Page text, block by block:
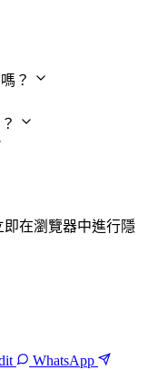
？
即在瀏覽器中進行隱
WhatsApp